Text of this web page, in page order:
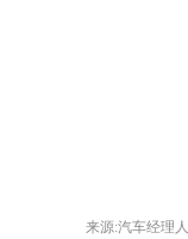
来源:汽车经理人